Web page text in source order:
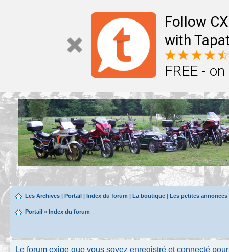
Follow
with
FREE -
Les Archives | Portail | Index du forum | La boutique | Les petites
Portail » Index du forum
Le forum exige que vous soyez enregistré et connecté